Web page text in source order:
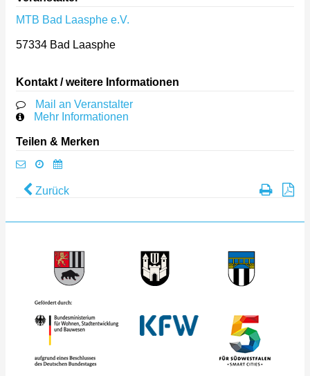
MTB Bad Laasphe e.V.
57334 Bad Laasphe
Kontakt / weitere Informationen
Mail an Veranstalter
Mehr Informationen
Teilen & Merken
Zurück